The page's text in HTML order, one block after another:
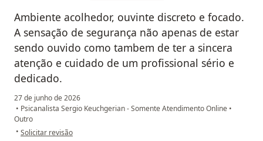
Ambiente acolhedor, ouvinte discreto e focado.
A sensação de segurança não apenas de estar
sendo ouvido como tambem de ter a sincera
atenção e cuidado de um profissional sério e
dedicado.
27 de junho de 2026
• Psicanalista Sergio Keuchgerian - Somente Atendimento Online •
Outro
• na opinião do utilizador Elson Alves
Solicitar revisão